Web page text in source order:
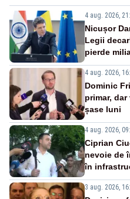
4 aug. 2026,
Nicușor
Legii
pierde
4 aug. 2026,
Dominic
primar,
șase luni
4 aug. 2026,
Ciprian
nevoie de
în
3 aug. 2026,